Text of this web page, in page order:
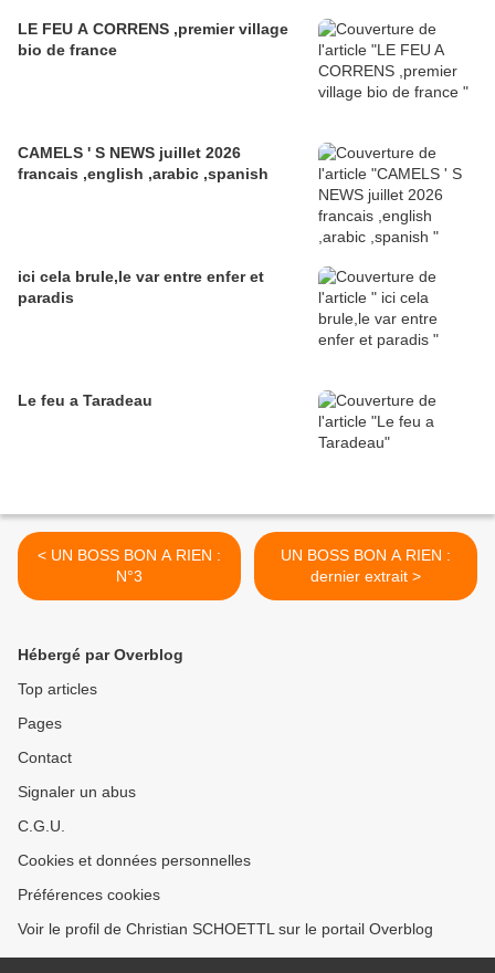
LE FEU A CORRENS ,premier village
bio de france
CAMELS ' S NEWS juillet 2026
francais ,english ,arabic ,spanish
ici cela brule,le var entre enfer et
paradis
Le feu a Taradeau
< UN BOSS BON A RIEN :
N°3
UN BOSS BON A RIEN :
dernier extrait >
Hébergé par Overblog
Top articles
Pages
Contact
Signaler un abus
C.G.U.
Cookies et données personnelles
Préférences cookies
Voir le profil de Christian SCHOETTL sur le portail Overblog